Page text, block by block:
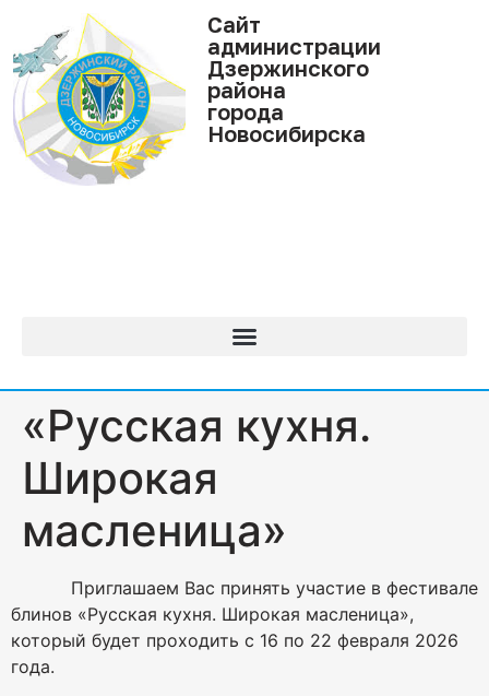
Cайт
администрации
Дзержинского
района
города
Новосибирска
«Русская кухня.
Широкая
масленица»
Приглашаем Вас принять участие в фестивале
блинов «Русская кухня. Широкая масленица»,
который будет проходить с 16 по 22 февраля 2026
года.